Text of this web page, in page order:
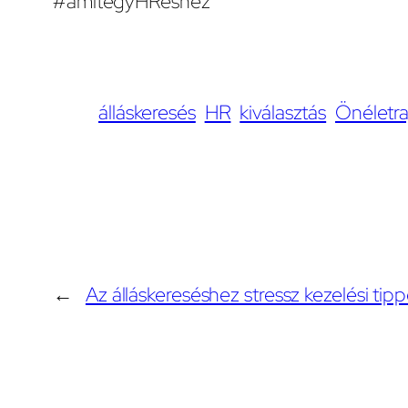
álláskeresés HR kiválasztás
← Az álláskereséshez stressz kezelési